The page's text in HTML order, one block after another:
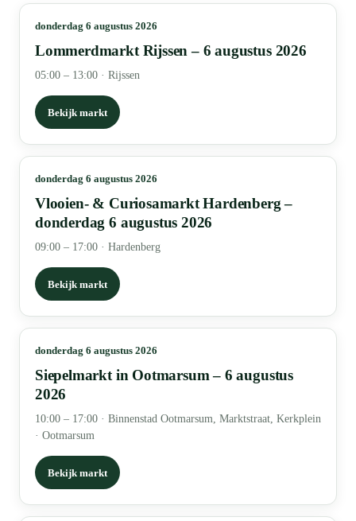
donderdag 6 augustus 2026
Lommerdmarkt Rijssen – 6 augustus 2026
05:00 – 13:00 · Rijssen
Bekijk markt
donderdag 6 augustus 2026
Vlooien- & Curiosamarkt Hardenberg –
donderdag 6 augustus 2026
09:00 – 17:00 · Hardenberg
Bekijk markt
donderdag 6 augustus 2026
Siepelmarkt in Ootmarsum – 6 augustus
2026
10:00 – 17:00 · Binnenstad Ootmarsum, Marktstraat, Kerkplein
· Ootmarsum
Bekijk markt